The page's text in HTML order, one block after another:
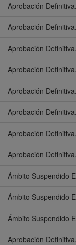
Aprobación
Aprobación
Aprobación
Aprobación
Aprobación
Aprobación
Aprobación
Aprobación
Ámbito Suspendido
Ámbito Suspendido
Ámbito Suspendido
Aprobación